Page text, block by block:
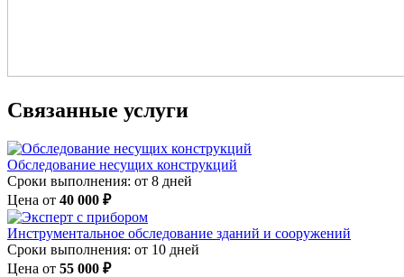
Связанные услуги
Обследование несущих конструкций
Сроки выполнения: от 8 дней
Цена от 40 000 ₽
Инструментальное обследование зданий и сооружений
Сроки выполнения: от 10 дней
Цена от 55 000 ₽